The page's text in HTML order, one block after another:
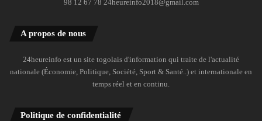
98 12 67 78 24heureinfo2018@gmail.com
A propos de nous
24heureinfo est un site togolais d'information qui traite de l'actualité
nationale (Économie, Politique, Société, Sport & Santé..) et internationale en
temps réel et en continu.
Politique de confidentialité